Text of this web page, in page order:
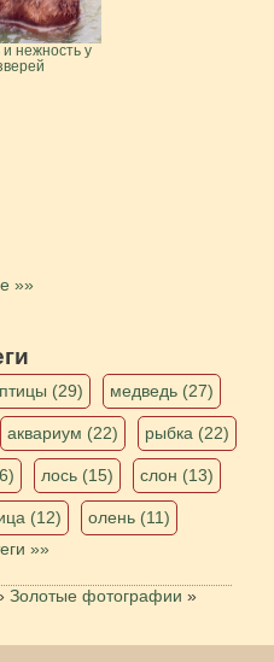
нежность у
»»
птицы (29) медведь (27)
аквариум (22) рыбка (22)
лось (15) слон (13)
(12)
олень (11)
»»
Золотые фотографии »